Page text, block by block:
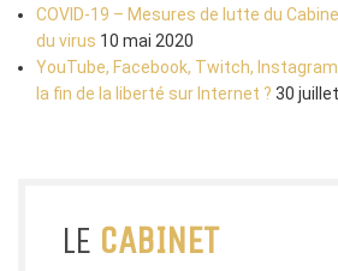
COVID-19 – Mesures de lutte du
du virus 10 mai 2020
YouTube, Facebook, Twitch,
la fin de la liberté sur Internet ? 30
LE CABINET